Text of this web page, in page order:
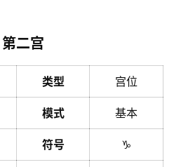
第二宫
类型 宫位
模式 基本
符号 ♑️